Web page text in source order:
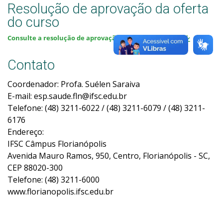
Resolução de aprovação da oferta
do curso
Consulte a resolução de aprovação da oferta do curso
Contato
Coordenador: Profa. Suélen Saraiva
E-mail: esp.saude.fln@ifsc.edu.br
Telefone: (48) 3211-6022 / (48) 3211-6079 / (48) 3211-
6176
Endereço:
IFSC Câmpus Florianópolis
Avenida Mauro Ramos, 950, Centro, Florianópolis - SC,
CEP 88020-300
Telefone: (48) 3211-6000
www.florianopolis.ifsc.edu.br